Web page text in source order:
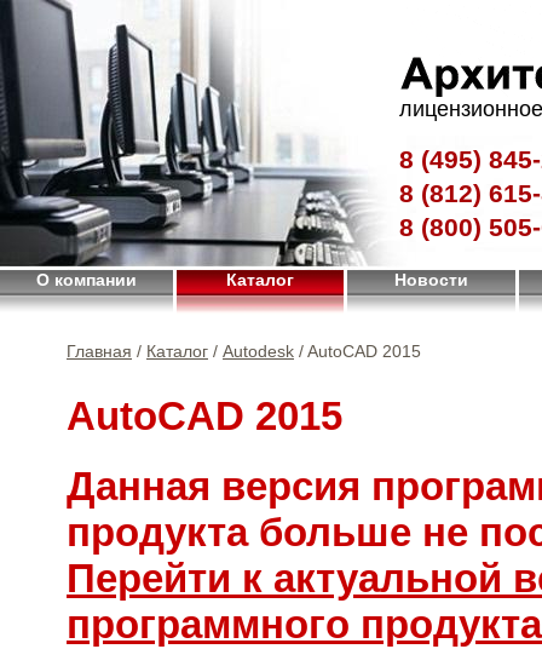
8 (495)
8 (812)
8 (800)
О компании Каталог Новости
Главная / Каталог / Autodesk / AutoCAD 2015
AutoCAD 2015
Данная версия
продукта больше не
Перейти к актуальной
программного